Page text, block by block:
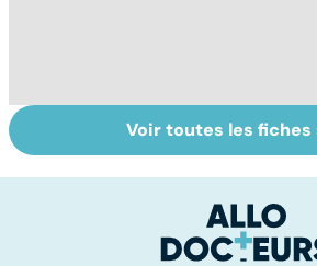
Comment tenir
ses bonnes
Voir toutes les fiches